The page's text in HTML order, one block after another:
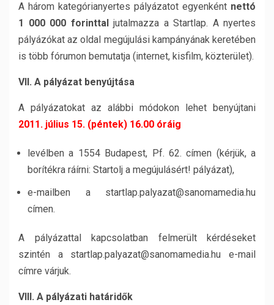
A három kategórianyertes pályázatot egyenként nettó
1 000 000 forinttaljutalmazza a Startlap. A nyertes
pályázókat az oldal megújulási kampányának keretében
is több fórumon bemutatja (internet, kisfilm, közterület).
VII. A pályázat benyújtása
A pályázatokat az alábbi módokon lehet benyújtani
2011. július 15. (péntek) 16.00 óráig
levélben a 1554 Budapest, Pf. 62. címen (kérjük, a
borítékra ráírni: Startolj a megújulásért! pályázat),
e-mailben a startlap.palyazat@sanomamedia.hu
címen.
A pályázattal kapcsolatban felmerült kérdéseket
szintén a startlap.palyazat@sanomamedia.hu e-mail
címre várjuk.
VIII. A pályázati határidők